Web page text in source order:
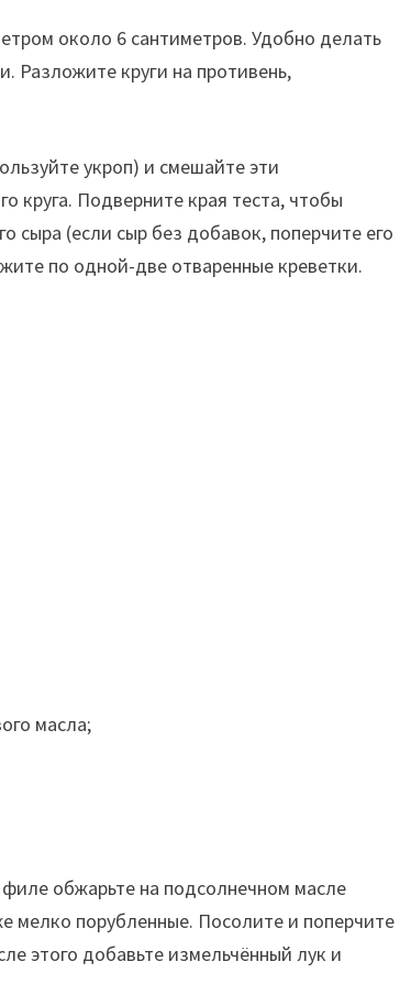
около 6 сантиметров. Удобно делать
Разложите круги на противень,
укроп) и смешайте эти
круга. Подверните края теста, чтобы
(если сыр без добавок, поперчите его
по одной-две отваренные креветки.
масла;
обжарьте на подсолнечном масле
мелко порубленные. Посолите и поперчите
этого добавьте измельчённый лук и